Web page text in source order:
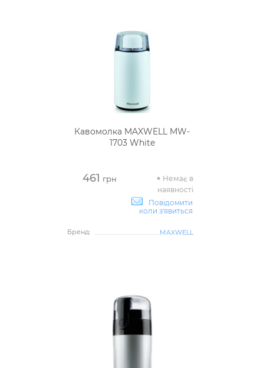
Кавомолка MAXWELL MW-
1703 White
461 грн
Немає в
наявності
Повідомити
коли з'явиться
Бренд: MAXWELL